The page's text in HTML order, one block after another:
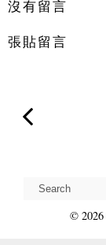
沒有留言
張貼留言
© 2026